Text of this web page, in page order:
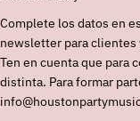
y que
preparados
con su
ejemplos:“Se
Complete los datos en
newsletter para clientes
Ten en cuenta que para
distinta. Para formar